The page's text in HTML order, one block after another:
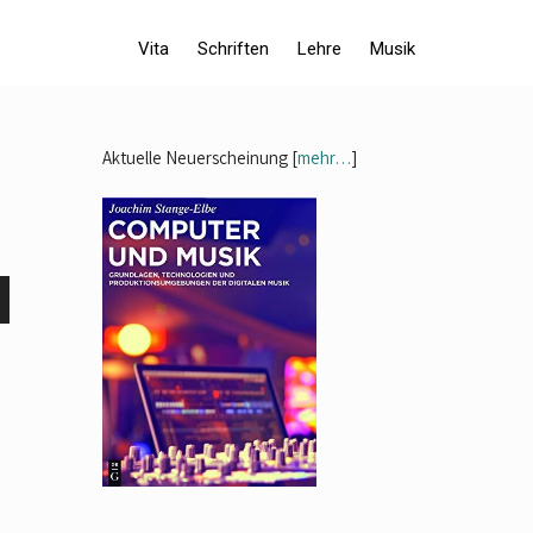
Vita Schriften Lehre Musik
Aktuelle Neuerscheinung [mehr…]